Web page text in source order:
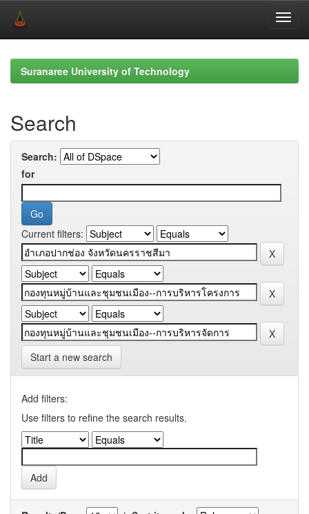
navigationSuranaree University of Technology
Search
Search:
for
Current filters:
Start a new search
Add filters:
Use filters to refine the search results.